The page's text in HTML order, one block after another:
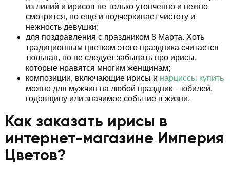
из лилий и ирисов не только утонченно и нежно
смотрится, но еще и подчеркивает чистоту и
нежность девушки;
для поздравления с праздником 8 Марта. Хоть
традиционным цветком этого праздника считается
тюльпан, но не следует забывать про ирисы,
которые нравятся многим женщинам;
композиции, включающие ирисы и нарциссы купить
можно для мужчин на любой праздник – юбилей,
годовщину или значимое событие в жизни.
Как заказать ирисы в
интернет-магазине Империя
Цветов?